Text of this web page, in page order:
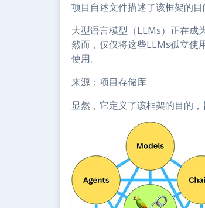
项目自述文件描述了该框架的目
大型语言模型（LLMs）正在成
然而，仅仅将这些LLMs孤立使
使用。
来源：项目存储库
显然，它定义了该框架的目的